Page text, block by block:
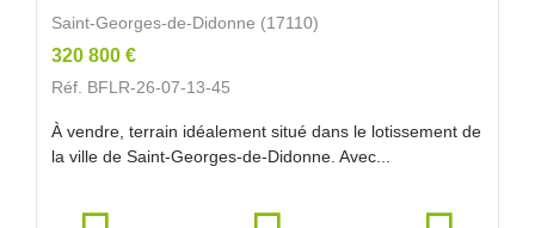
Saint-Georges-de-Didonne (17110)
320 800 €
Réf. BFLR-26-07-13-45
À vendre, terrain idéalement situé dans le lotissement de
la ville de Saint-Georges-de-Didonne. Avec...